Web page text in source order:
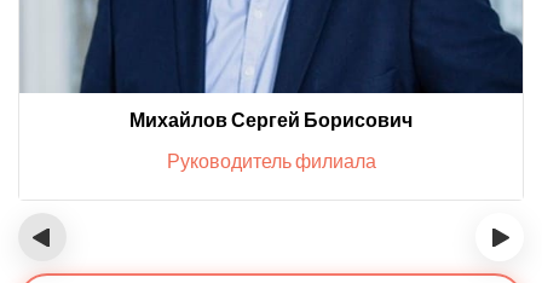
Михайлов Сергей Борисович
Руководитель филиала
‹ ›